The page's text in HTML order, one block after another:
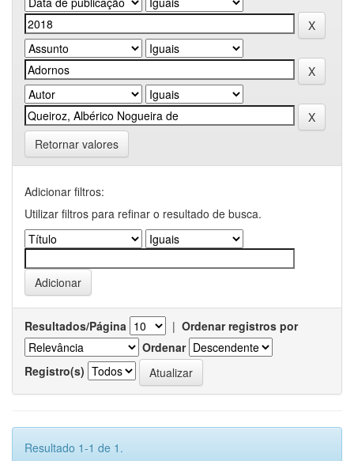
Retornar valores
Adicionar filtros:
Utilizar filtros para refinar o resultado de busca.
Resultados/Página | Ordenar registros por
Ordenar
Registro(s)
Resultado 1-1 de 1.